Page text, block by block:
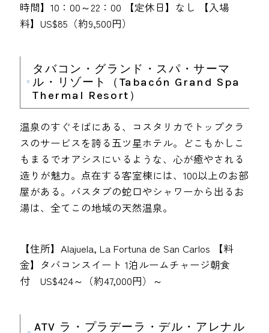
時間】10：00～22：00 【定休日】なし 【入場
料】US$85（約9,500円）
タバコン・グランド・スパ・サーマ
ル・リゾート（Tabacón Grand Spa
Thermal Resort）
温泉のすぐそばにある、コスタリカでトップクラ
スのサービスを誇る五ツ星ホテル。どこもかしこ
もまるでオアシスにいるような、心が癒やされる
造りが魅力。点在する客室棟には、100以上のお部
屋がある。バスタブの蛇口やシャワーから出るお
湯は、全てこの地域の天然温泉。
【住所】Alajuela, La Fortuna de San Carlos 【料
金】タバコンスイート 1泊ルームチャージ朝食
付 US$424～（約47,000円）～
ATV ラ・プラデーラ・デル・アレナル